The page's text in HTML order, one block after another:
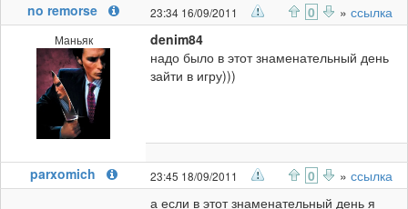
no remorse
23:34 16/09/2011 0 » ссылка
Маньяк
denim84
надо было в этот знаменательный день
зайти в игру)))
parxomich 23:45 18/09/2011 0 » ссылка
а если в этот знаменательный день я